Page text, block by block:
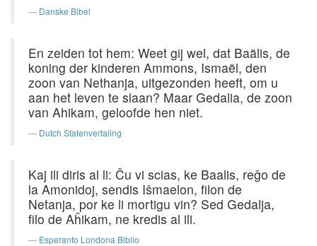
Danske Bibel
En zeiden tot hem: Weet gij wel, dat Baälis, de
koning der kinderen Ammons, Ismaël, den
zoon van Nethanja, uitgezonden heeft, om u
aan het leven te slaan? Maar Gedalia, de zoon
van Ahikam, geloofde hen niet.
Dutch Statenvertaling
Kaj ili diris al li: Ĉu vi scias, ke Baalis, reĝo de
la Amonidoj, sendis Iŝmaelon, filon de
Netanja, por ke li mortigu vin? Sed Gedalja,
filo de Aĥikam, ne kredis al ili.
Esperanto Londona Biblio